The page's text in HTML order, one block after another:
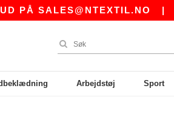
PÅSALES@NTEXTIL.NO|
Arbejdstøj Sport